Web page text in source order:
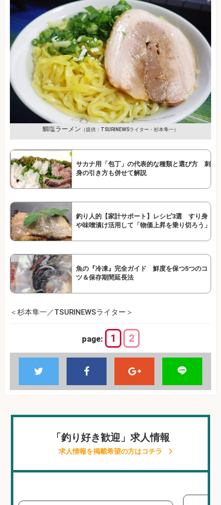
鯛塩ラーメン （提供：TSURINEWSライター・杉本隼一）
サカナ用「包丁」の代表的な種類と選び方 刺
身の引き方も併せて解説
釣り人的【家計サポート】レシピ3選 すり身
や味噌漬け活用して「物価上昇を乗り切ろう」
魚の『冷凍』完全ガイド 鮮度を保つ5つのコ
ツ＆保存期間延長法
＜杉本隼一／TSURINEWSライター＞
page: 1 2
「釣り好き歓迎」求人情報
求人情報を掲載希望の方はコチラ